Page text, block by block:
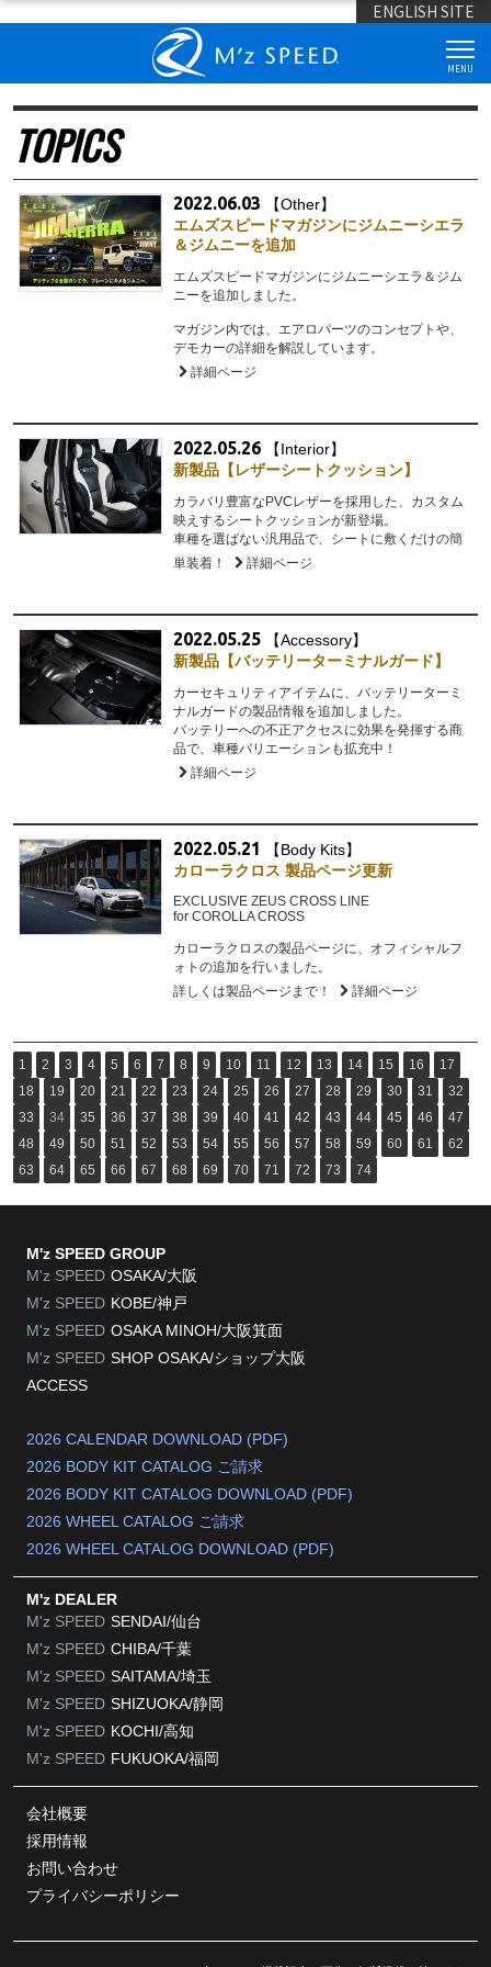
ENGLISH SITE
MENU
TOPICS
2022.06.03
【Other】
エムズスピードマガジンにジムニーシエラ
＆ジムニーを追加
エムズスピードマガジンにジムニーシエラ＆ジム
ニーを追加しました。
マガジン内では、エアロパーツのコンセプトや、
デモカーの詳細を解説しています。
詳細ページ
2022.05.26
【Interior】
新製品【レザーシートクッション】
カラバリ豊富なPVCレザーを採用した、カスタム
映えするシートクッションが新登場。
車種を選ばない汎用品で、シートに敷くだけの簡
単装着！
詳細ページ
2022.05.25
【Accessory】
新製品【バッテリーターミナルガード】
カーセキュリティアイテムに、バッテリーターミ
ナルガードの製品情報を追加しました。
バッテリーへの不正アクセスに効果を発揮する商
品で、車種バリエーションも拡充中！
詳細ページ
2022.05.21
【Body Kits】
カローラクロス 製品ページ更新
EXCLUSIVE ZEUS CROSS LINE
for COROLLA CROSS
カローラクロスの製品ページに、オフィシャルフ
ォトの追加を行いました。
詳しくは製品ページまで！
詳細ページ
1 2 3 4 5 6 7 8 9 10 11 12 13 14 15 16
17
18
19 20 21 22 23 24 25 26 27 28 29 30 31
32
33
34 35 36 37 38 39 40 41 42 43 44 45 46
47
48
49 50 51 52 53 54 55 56 57 58 59 60 61
62
63
64 65 66 67 68 69 70 71 72 73 74
M'z SPEED GROUP
M'z SPEED OSAKA/大阪
M'z SPEED KOBE/神戸
M'z SPEED OSAKA MINOH/大阪箕面
M'z SPEED SHOP OSAKA/ショップ大阪
ACCESS
2026 CALENDAR DOWNLOAD (PDF)
2026 BODY KIT CATALOG ご請求
2026 BODY KIT CATALOG DOWNLOAD (PDF)
2026 WHEEL CATALOG ご請求
2026 WHEEL CATALOG DOWNLOAD (PDF)
M'z DEALER
M'z SPEED SENDAI/仙台
M'z SPEED CHIBA/千葉
M'z SPEED SAITAMA/埼玉
M'z SPEED SHIZUOKA/静岡
M'z SPEED KOCHI/高知
M'z SPEED FUKUOKA/福岡
会社概要
採用情報
お問い合わせ
プライバシーポリシー